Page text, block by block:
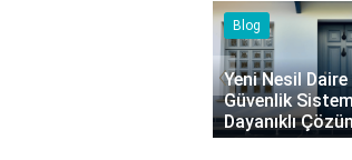
Blog
Yeni Nesil Daire
Güvenlik
Dayanıklı
‹